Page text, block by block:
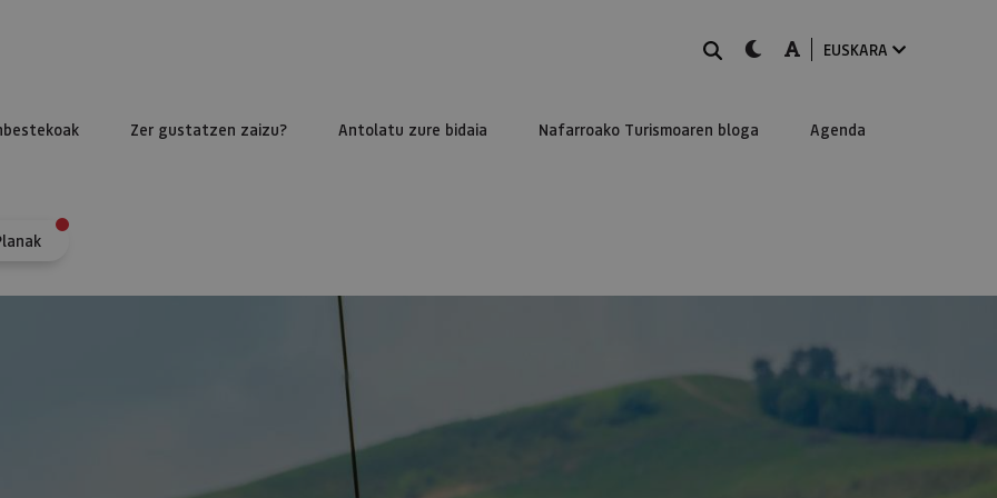
BILATUdark-mode
A-modeEUSKARA
Zer gustatzen zaizu? Antolatu zure bidaia Nafarroako Turismoaren bloga Agenda